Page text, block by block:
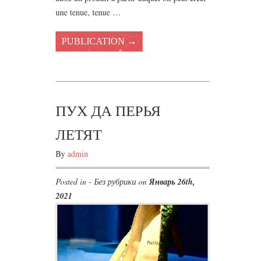
une tenue, tenue …
PUBLICATION →
ПУХ ДА ПЕРЬЯ
ЛЕТЯТ
By admin
Posted in - Без рубрики onЯнварь 26th,
2021